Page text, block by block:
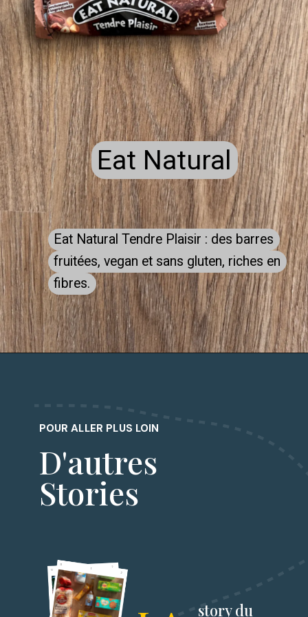
Eat Natural
Eat Natural
Eat Natural Tendre Plaisir : des barres
fruitées, vegan et sans gluten, riches en
fibres.
Eat Natural Tendre Plaisir : des barres
fruitées, vegan et sans gluten, riches en
fibres.
story du
D'autres
Stories
POUR ALLER PLUS LOIN